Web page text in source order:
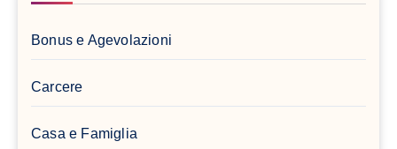
Bonus e Agevolazioni
Carcere
Casa e Famiglia